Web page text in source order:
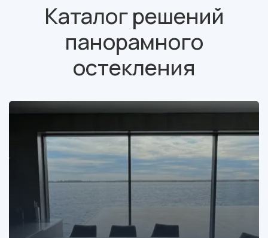
Каталог решений
панорамного
остекления